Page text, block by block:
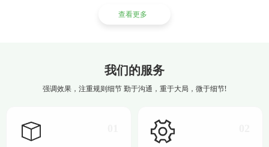
查看更多
我们的服务
强调效果，注重规则细节 勤于沟通，重于大局，微于细节!